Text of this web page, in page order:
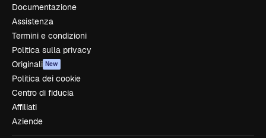
Documentazione
Assistenza
Termini e condizioni
Politica sulla privacy
Originali New
Politica dei cookie
Centro di fiducia
Affiliati
Aziende